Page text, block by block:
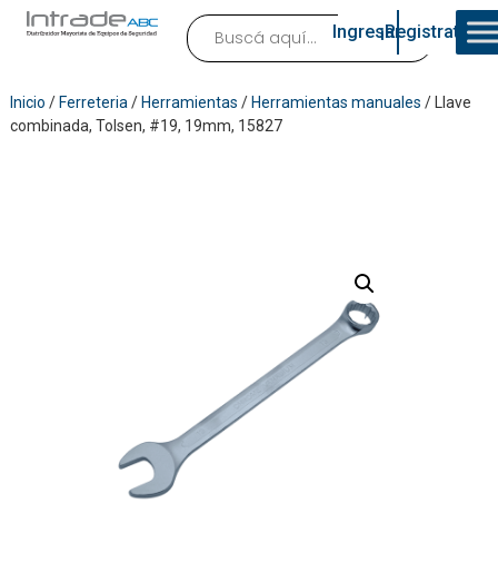
Ingresar¡Registrate!
Inicio / Ferreteria / Herramientas / Herramientas manuales / Llave
combinada, Tolsen, #19, 19mm, 15827